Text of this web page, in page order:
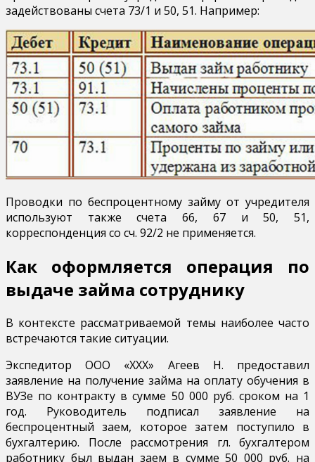
задействованы счета 73/1 и 50, 51. Например:
Проводки по беспроцентному займу от учредителя
используют также счета 66, 67 и 50, 51,
корреспонденция со сч. 92/2 не применяется.
Как оформляется операция по
выдаче займа сотруднику
В контексте рассматриваемой темы наиболее часто
встречаются такие ситуации.
Экспедитор ООО «ХХХ» Агеев Н. предоставил
заявление на получение займа на оплату обучения в
ВУЗе по контракту в сумме 50 000 руб. сроком на 1
год. Руководитель подписал заявление на
беспроцентный заем, которое затем поступило в
бухгалтерию. После рассмотрения гл. бухгалтером
работнику был выдан заем в сумме 50 000 руб. на